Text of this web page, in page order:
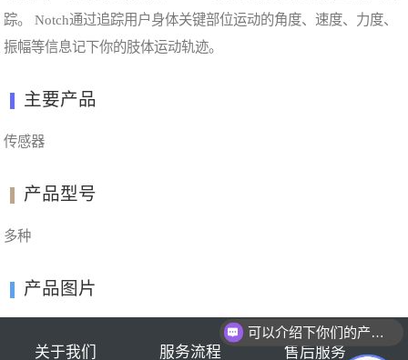
踪。 Notch通过追踪用户身体关键部位运动的角度、速度、力度、
振幅等信息记下你的肢体运动轨迹。
主要产品
传感器
产品型号
多种
产品图片
关于我们 服务流程 售后服务
可以介绍下你们的产品么